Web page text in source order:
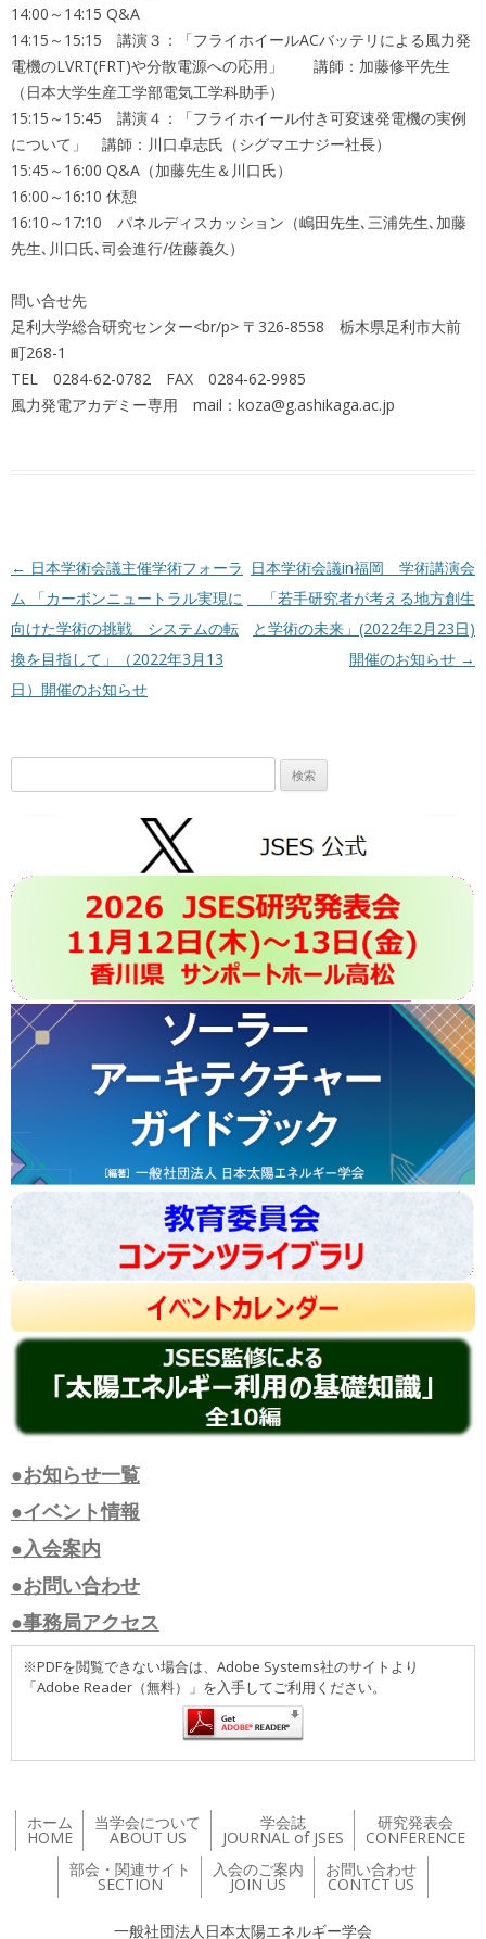
14:00～14:15 Q&A
14:15～15:15 講演３：「フライホイールACバッテリによる風力発
電機のLVRT(FRT)や分散電源への応用」 講師：加藤修平先生
（日本大学生産工学部電気工学科助手）
15:15～15:45 講演４：「フライホイール付き可変速発電機の実例
について」 講師：川口卓志氏（シグマエナジー社長）
15:45～16:00 Q&A（加藤先生＆川口氏）
16:00～16:10 休憩
16:10～17:10 パネルディスカッション（嶋田先生､三浦先生､加藤
先生､川口氏､司会進行/佐藤義久）
問い合せ先
足利大学総合研究センター<br/p> 〒326-8558 栃木県足利市大前
町268-1
TEL 0284-62-0782 FAX 0284-62-9985
風力発電アカデミー専用 mail：koza@g.ashikaga.ac.jp
投稿ナビゲーション
← 日本学術会議主催学術フォーラ
ム 「カーボンニュートラル実現に
向けた学術の挑戦 システムの転
換を目指して」（2022年3月13
日）開催のお知らせ
日本学術会議in福岡 学術講演会
「若手研究者が考える地方創生
と学術の未来」(2022年2月23日)
開催のお知らせ →
索:
●お知らせ一覧
●イベント情報
●入会案内
●お問い合わせ
●事務局アクセス
※PDFを閲覧できない場合は、Adobe Systems社のサイトより
「Adobe Reader（無料）」を入手してご利用ください。
ホーム
HOME
当学会について
ABOUT US
学会誌
JOURNAL of JSES
研究発表会
CONFERENCE
部会・関連サイト
SECTION
入会のご案内
JOIN US
お問い合わせ
CONTCT US
一般社団法人日本太陽エネルギー学会